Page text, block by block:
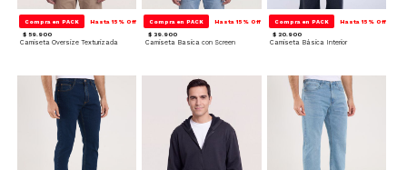
Compra en PACK Hasta 15% Off
$ 59.900
Camiseta Oversize Texturizada
Compra en PACK Hasta 15% Off
$ 39.900
Camiseta Basica con Screen
Compra en PACK Hasta 15% Off
$ 20.900
Camiseta Básica Interior